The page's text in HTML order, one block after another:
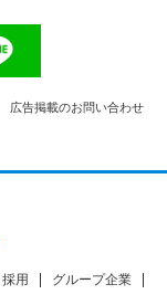
広告掲載のお問い合わせ
採用
グループ企業